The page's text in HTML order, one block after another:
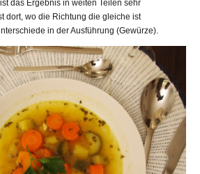
das Ergebnis in weiten Teilen sehr
dort, wo die Richtung die gleiche ist
in der Ausführung (Gewürze).